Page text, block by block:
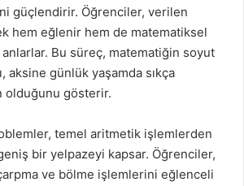
güçlendirir. Öğrenciler, verilen
hem eğlenir hem de matematiksel
anlarlar. Bu süreç, matematiğin soyut
aksine günlük yaşamda sıkça
olduğunu gösterir.
temel aritmetik işlemlerden
bir yelpazeyi kapsar. Öğrenciler,
ve bölme işlemlerini eğlenceli